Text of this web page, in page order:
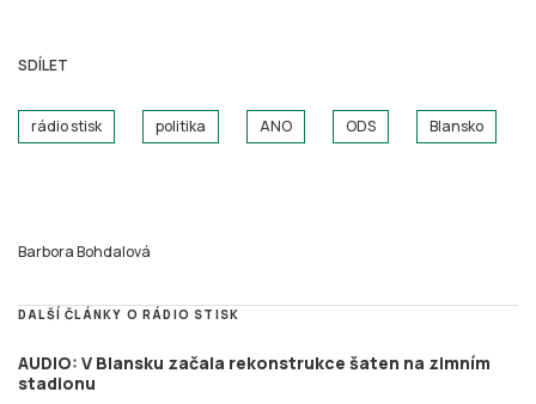
SDÍLET
rádio stisk politika ANO ODS Blansko
Barbora Bohdalová
DALŠÍ ČLÁNKY O RÁDIO STISK
AUDIO: V Blansku začala rekonstrukce šaten na zimním
stadionu